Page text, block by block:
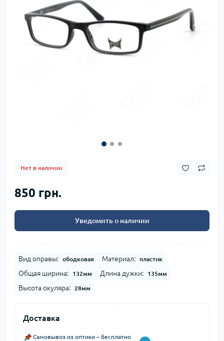
Нет в наличии
850 грн.
Уведомить о наличии
Вид оправы: ободковая Материал: пластик
Общая ширина: 132мм Длина дужки: 135мм
Высота окуляра: 28мм
Доставка
Самовывоз из оптики – бесплатно